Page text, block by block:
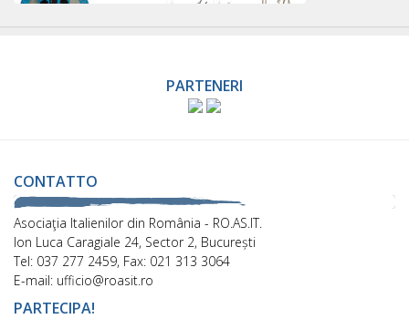
PARTENERI
CONTATTO
Asociaţia Italienilor din România - RO.AS.IT.
Ion Luca Caragiale 24, Sector 2, București
Tel: 037 277 2459, Fax: 021 313 3064
E-mail: ufficio@roasit.ro
PARTECIPA!